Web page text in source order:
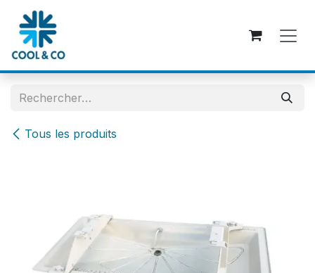
Se rendre au contenu
Tous les produits